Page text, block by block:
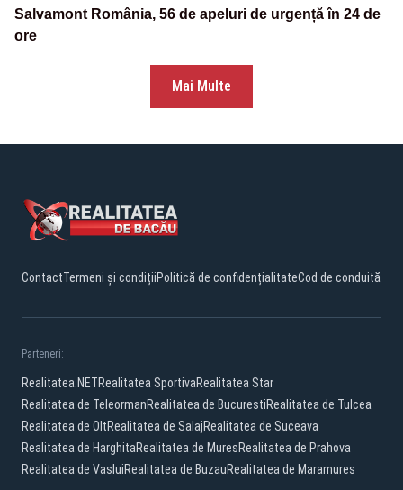
Salvamont România, 56 de apeluri de urgență în 24 de
ore
Mai Multe
ContactTermeni și condițiiPolitică de confidențialitateCod de conduită
Parteneri:
Realitatea.NETRealitatea SportivaRealitatea Star
Realitatea de TeleormanRealitatea de BucurestiRealitatea de Tulcea
Realitatea de OltRealitatea de SalajRealitatea de Suceava
Realitatea de HarghitaRealitatea de MuresRealitatea de Prahova
Realitatea de VasluiRealitatea de BuzauRealitatea de Maramures